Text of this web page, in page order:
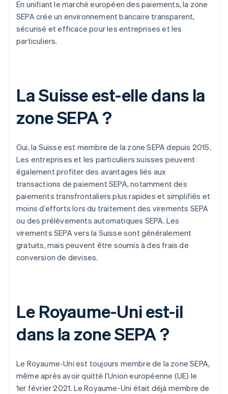
En unifiant le marché européen des paiements, la zone
SEPA crée un environnement bancaire transparent,
sécurisé et efficace pour les entreprises et les
particuliers.
La Suisse est-elle dans la
zone SEPA ?
Oui, la Suisse est membre de la zone SEPA depuis 2015.
Les entreprises et les particuliers suisses peuvent
également profiter des avantages liés aux
transactions de paiement SEPA, notamment des
paiements transfrontaliers plus rapides et simplifiés et
moins d’efforts lors du traitement des virements SEPA
ou des prélèvements automatiques SEPA. Les
virements SEPA vers la Suisse sont généralement
gratuits, mais peuvent être soumis à des frais de
conversion de devises.
Le Royaume-Uni est-il
dans la zone SEPA ?
Le Royaume-Uni est toujours membre de la zone SEPA,
même après avoir quitté l’Union européenne (UE) le
1er février 2021. Le Royaume-Uni était déjà membre de